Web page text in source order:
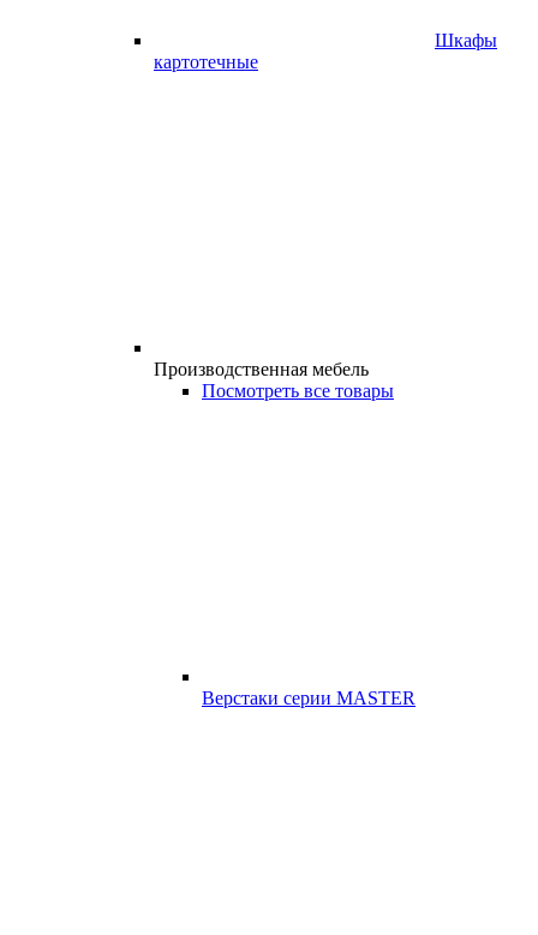
Шкафы
картотечные
Производственная мебель
Посмотреть все товары
Верстаки серии MASTER